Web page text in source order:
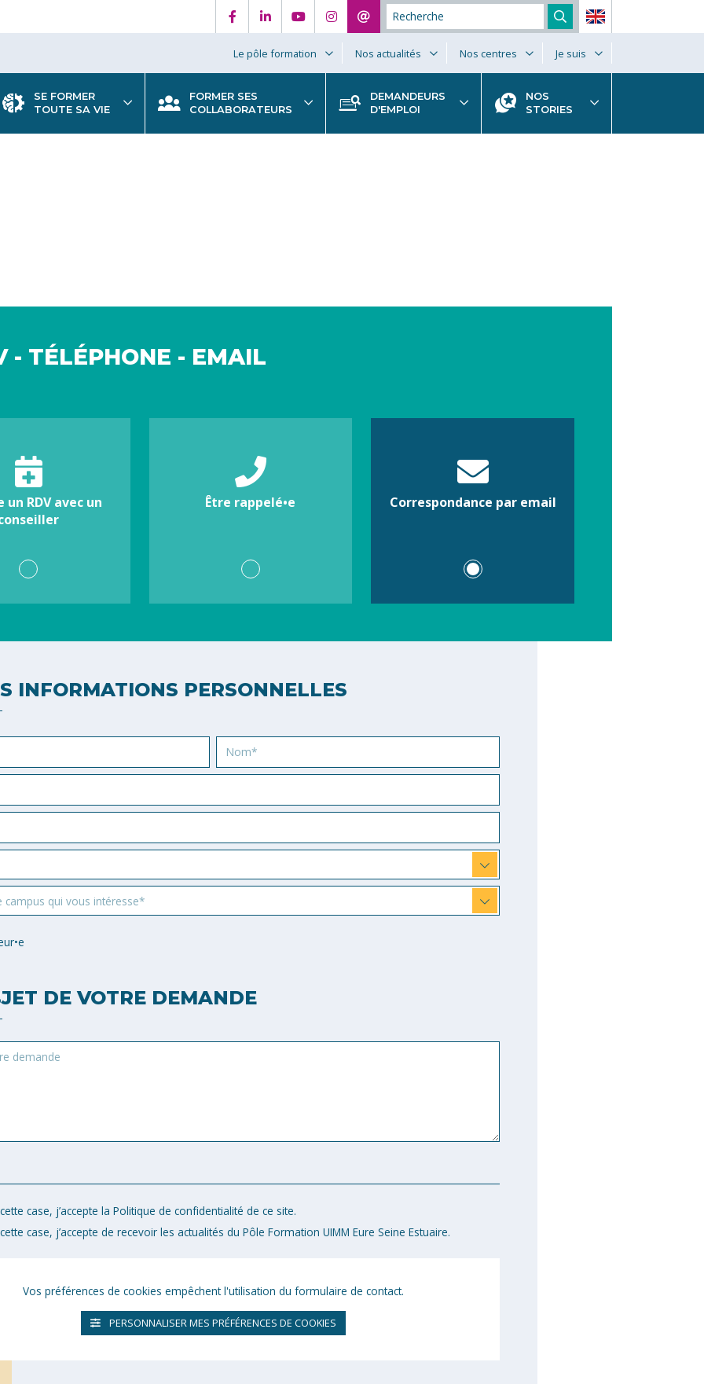
Le pôle formation Nos actualités Nos centres Je suis
SE FORMER
TOUTE SA VIE
FORMER SES
COLLABORATEURS
DEMANDEURS
D'EMPLOI
NOS
STORIES
- TÉLÉPHONE - EMAIL
un RDV avec un
Être rappelé•e Correspondance par email
INFORMATIONS PERSONNELLES
Nom
campus qui vous intéresse*
DE VOTRE DEMANDE
case, j’accepte la Politique de confidentialité de ce site.
case, j’accepte de recevoir les actualités du Pôle Formation UIMM Eure Seine Estuaire.
Vos préférences de cookies empêchent l'utilisation du formulaire de contact.
PERSONNALISER MES PRÉFÉRENCES DE COOKIES